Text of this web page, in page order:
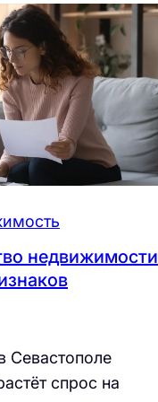
недвижимости
Севастополе
спрос на